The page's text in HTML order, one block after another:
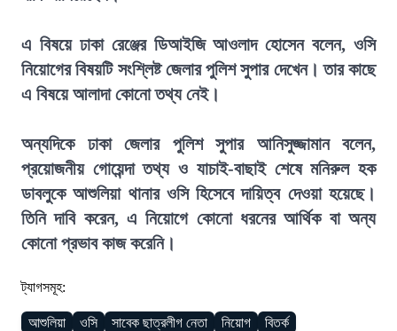
এ বিষয়ে ঢাকা রেঞ্জের ডিআইজি আওলাদ হোসেন বলেন, ওসি
নিয়োগের বিষয়টি সংশ্লিষ্ট জেলার পুলিশ সুপার দেখেন। তার কাছে
এ বিষয়ে আলাদা কোনো তথ্য নেই।
অন্যদিকে ঢাকা জেলার পুলিশ সুপার আনিসুজ্জামান বলেন,
প্রয়োজনীয় গোয়েন্দা তথ্য ও যাচাই-বাছাই শেষে মনিরুল হক
ডাবলুকে আশুলিয়া থানার ওসি হিসেবে দায়িত্ব দেওয়া হয়েছে।
তিনি দাবি করেন, এ নিয়োগে কোনো ধরনের আর্থিক বা অন্য
কোনো প্রভাব কাজ করেনি।
ট্যাগসমূহ:
আশুলিয়া ওসি সাবেক ছাত্রলীগ নেতা নিয়োগ বিতর্ক